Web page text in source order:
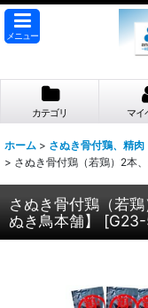
メニュー
カテゴリ マイ
ホーム > さぬき骨付鶏、精肉
> さぬき骨付鶏（若鶏）2本
さぬき骨付鶏（若
ぬき鳥本舗】
[